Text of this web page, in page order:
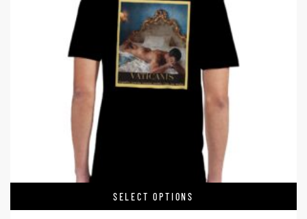
SELECT OPTIONS